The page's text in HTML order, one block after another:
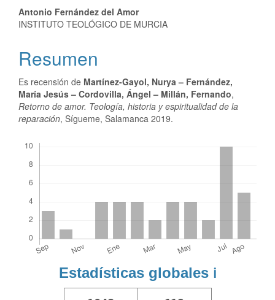
Antonio Fernández del Amor
INSTITUTO TEOLÓGICO DE MURCIA
Resumen
Es recensión de Martínez-Gayol, Nurya – Fernández,
María Jesús – Cordovilla, Ángel – Millán, Fernando,
Retorno de amor. Teología, historia y espiritualidad de la
reparación, Sígueme, Salamanca 2019.
Estadísticas globales ℹ️